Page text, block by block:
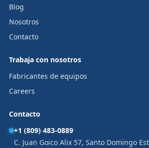
Blog
Nosotros
Contacto
Trabaja con nosotros
Fabricantes de equipos
Careers
Contacto
+1 (809) 483-0889
C. Juan Goico Alix 57, Santo Domingo